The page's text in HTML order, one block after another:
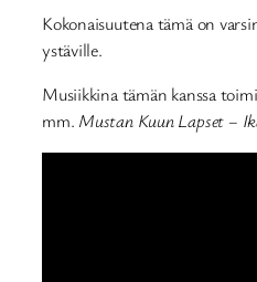
Kokonaisuutena tämä on
ystäville.
Musiikkina tämän kanssa
mm. Mustan Kuun Lapset –